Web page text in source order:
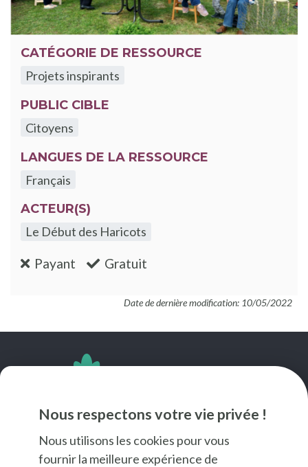
Nous respectons votre vie privée !
Nous utilisons les cookies pour vous
fournir la meilleure expérience de
CATÉGORIE DE RESSOURCE
Projets inspirants
PUBLIC CIBLE
Citoyens
LANGUES DE LA RESSOURCE
Français
ACTEUR(S)
Le Début des Haricots
Payant :non Gratuit
Date de dernière modification: 10/05/2022